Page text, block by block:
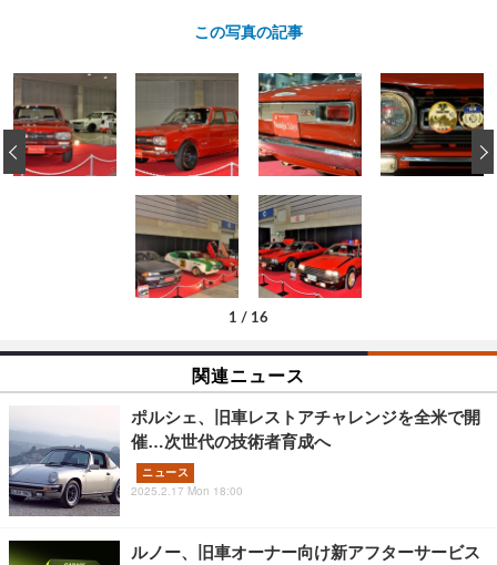
この写真の記事
1 / 16
‹
関連ニュース
ポルシェ、旧車レストアチャレンジを全米で開
催…次世代の技術者育成へ
ニュース
2025.2.17 Mon 18:00
ルノー、旧車オーナー向け新アフターサービス